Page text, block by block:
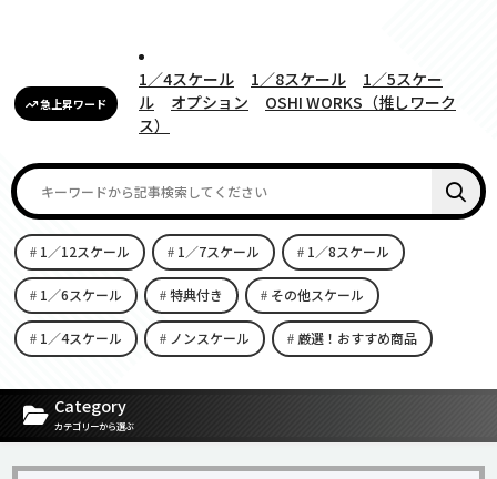
急上昇ワード
1／4スケール 1／8スケール
1／5スケー
ル
オプション
OSHI WORKS（推しワーク
ス）
1／12スケール 1／7スケール 1／8スケール
1／6スケール 特典付き その他スケール
1／4スケール ノンスケール 厳選！おすすめ商品
[carousel-horizontal-posts-content-slider id=9342]
Category
カテゴリーから選ぶ